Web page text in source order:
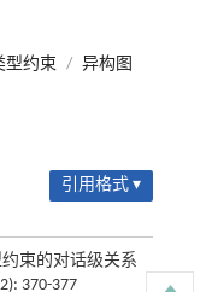
型约束 / 异构图
引用格式 ▾
约束的对话级关系
370-377